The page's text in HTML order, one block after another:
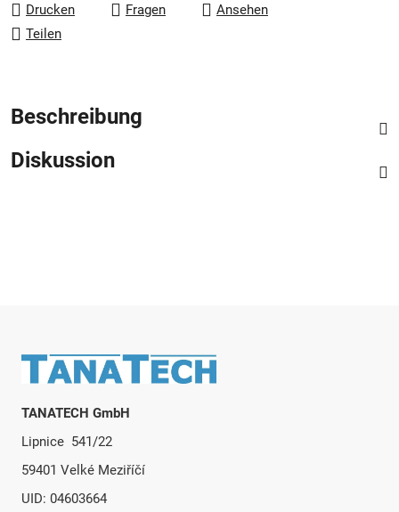
Drucken Fragen
Ansehen
Teilen
Beschreibung
Diskussion
Fußzeile
TANATECH GmbH
Lipnice 541/22
59401 Velké Meziříčí
UID: 04603664